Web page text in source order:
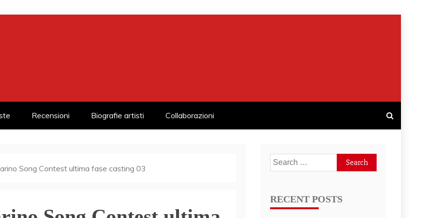
Recensioni Biografie artisti Collaborazioni
Song Contest ultima fase casting 03
Search
for:
RECENT POSTS